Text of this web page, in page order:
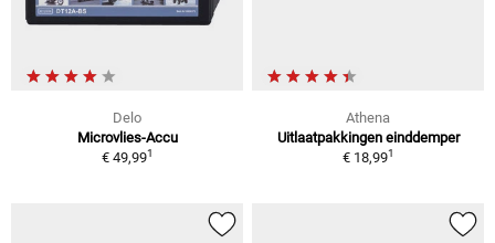
Delo
Microvlies-Accu
€ 49,991
Athena
Uitlaatpakkingen einddemper
€ 18,991